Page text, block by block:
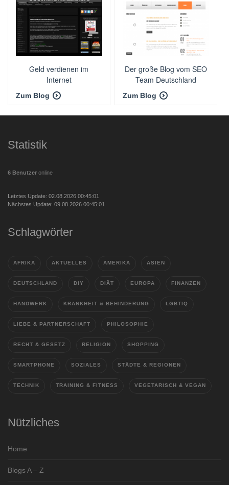
Geld verdienen im
Internet
Zum Blog
Der große Blog vom SEO
Team Deutschland
Zum Blog
Statistik
6 Benutzer online
Letztes Update: 02.08.2026 00:45:01
Nächstes Update: 09.08.2026 00:45:01
Schlagwörter
AFRIKA AKTUELLES AMERIKA ASIEN
DEUTSCHLAND DIY DIÄT EUROPA FINANZEN
HANDWERK KRANKHEIT & BEHINDERUNG LGBTIQ
LIEBE & PARTNERSCHAFT PHILOSOPHIE
RECHT & GESETZ RELIGION SHOPPING
SMARTPHONE SOZIALES STÄDTE & REGIONEN
TECHNIK TRAINING & FITNESS VEGETARISCH & VEGAN
Nützliches
Home
Blogs A – Z